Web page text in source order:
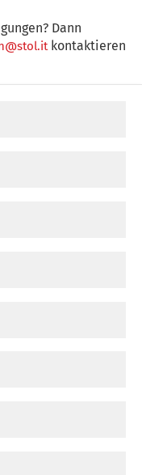
Dann
kontaktieren